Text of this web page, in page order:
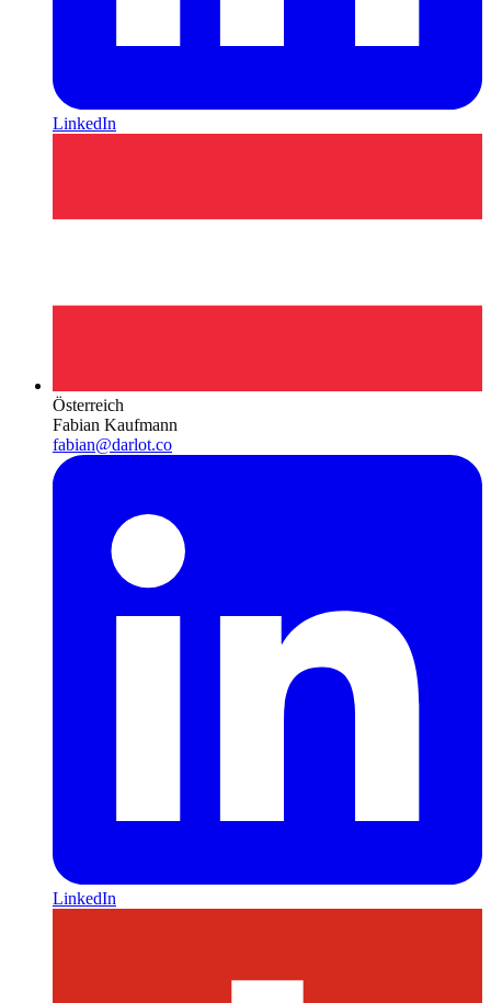
LinkedIn
Österreich
Fabian Kaufmann
fabian@darlot.co
LinkedIn